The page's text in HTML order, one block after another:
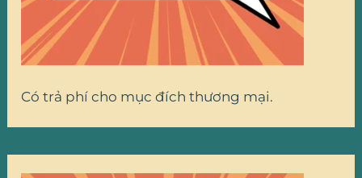
Có trả phí cho mục đích thương mại.